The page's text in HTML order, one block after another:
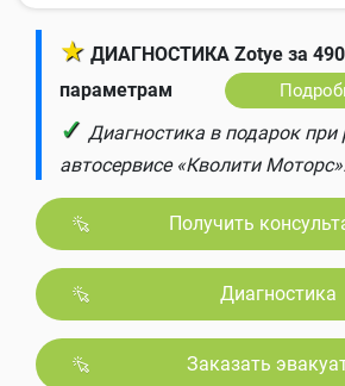
★ ДИАГНОСТИКА Zotye за
параметрам
✓ Диагностика в подарок
автосервисе «Кволити Моторс».
Получить
Диагностика
Заказать